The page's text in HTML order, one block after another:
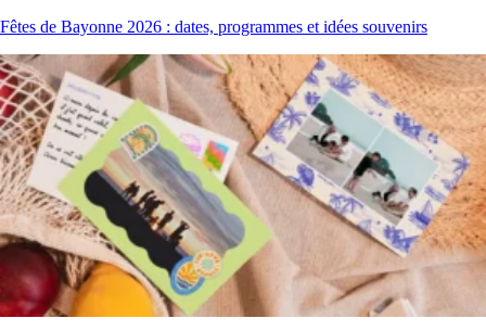
Fêtes de Bayonne 2026 : dates, programmes et idées souvenirs